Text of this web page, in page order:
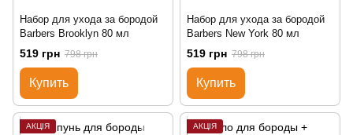
Набор для ухода за бородой
Barbers Brooklyn 80 мл
519 грн 798 грн
Купить
Набор для ухода за бородой
Barbers New York 80 мл
519 грн 798 грн
Купить
АКЦІЯ
АКЦІЯ